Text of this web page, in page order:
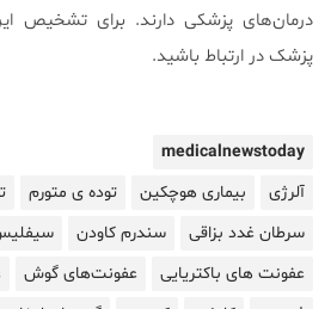
درمان‌های پزشکی دارند. برای تشخیص
پزشک در ارتباط باشید.
medicalnewstoday
آلرژی
بیماری هوچکین توده ی متورم
سرطان غدد بزاقی
سندرم کاودن
عفونت های باکتریایی
عفونت‌های گوش